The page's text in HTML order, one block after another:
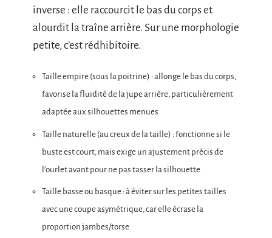
inverse : elle raccourcit le bas du corps et
alourdit la traîne arrière. Sur une morphologie
petite, c’est rédhibitoire.
Taille empire (sous la poitrine) : allonge le bas du corps,
favorise la fluidité de la jupe arrière, particulièrement
adaptée aux silhouettes menues
Taille naturelle (au creux de la taille) : fonctionne si le
buste est court, mais exige un ajustement précis de
l’ourlet avant pour ne pas tasser la silhouette
Taille basse ou basque : à éviter sur les petites tailles
avec une coupe asymétrique, car elle écrase la
proportion jambes/torse